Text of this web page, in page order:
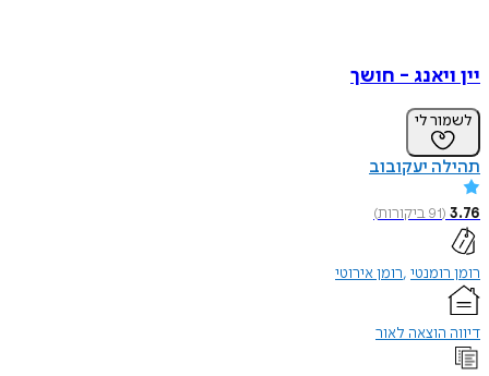
יין ויאנג - חושך
לשמור לי
תהילה יעקובוב
3.76
(
91ביקורות)
רומן רומנטי רומן אירוטי
דיווה הוצאה לאור